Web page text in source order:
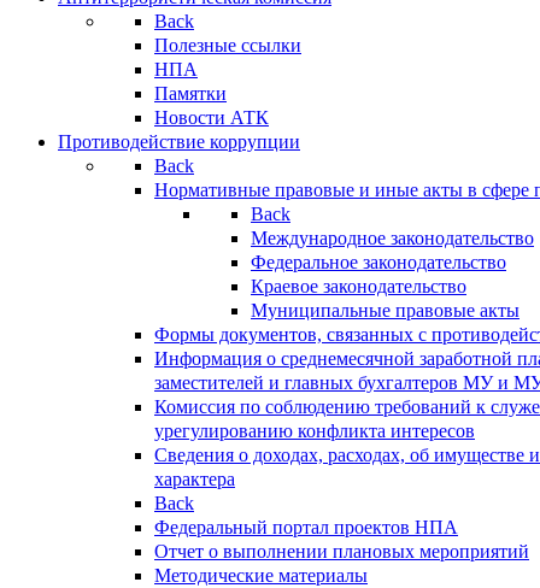
Back
Полезные ссылки
НПА
Памятки
Новости АТК
Противодействие коррупции
Back
Нормативные правовые и иные акты в сфере
Back
Международное законодательство
Федеральное законодательство
Краевое законодательство
Муниципальные правовые акты
Формы документов, связанных с
Информация о среднемесячной заработной
заместителей и главных бухгалтеров МУ и
Комиссия по соблюдению требований к
урегулированию конфликта интересов
Сведения о доходах, расходах, об имуществе
характера
Back
Федеральный портал проектов НПА
Отчет о выполнении плановых мероприятий
Методические материалы